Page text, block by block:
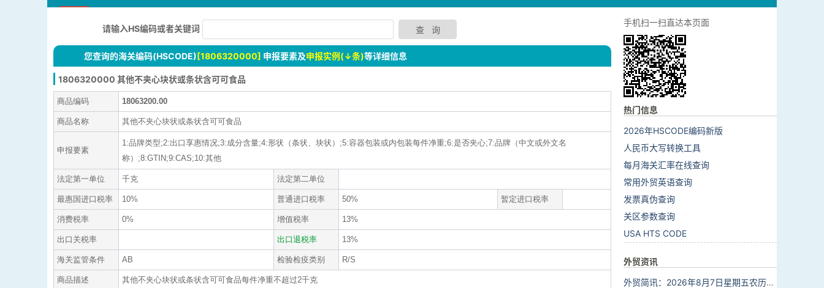
请输入HS编码或者关键词
您查询的海关编码(HSCODE)[1806320000] 申报要素及申报实例(↓条)等详细信息
1806320000 其他不夹心块状或条状含可可食品
商品编码 18063200.00
商品名称 其他不夹心块状或条状含可可食品
申报要素
1:品牌类型;2:出口享惠情况;3:成分含量;4:形状（条状、块状）;5:容器包装或内包装每件净重;6:是否夹心;7:品牌（中文或外文名
称）;8:GTIN;9:CAS;10:其他
法定第一单位 千克 法定第二单位
最惠国进口税率 10% 普通进口税率 50% 暂定进口税率
消费税率 0% 增值税率 13%
出口关税率 出口退税率 13%
海关监管条件 AB 检验检疫类别 R/S
商品描述 其他不夹心块状或条状含可可食品每件净重不超过2千克
手机扫一扫直达本页面
热门信息
2026年HSCODE编码新版
人民币大写转换工具
每月海关汇率在线查询
常用外贸英语查询
发票真伪查询
关区参数查询
USA HTS CODE
外贸资讯
外贸简讯：2026年8月7日星期五农历六月廿五